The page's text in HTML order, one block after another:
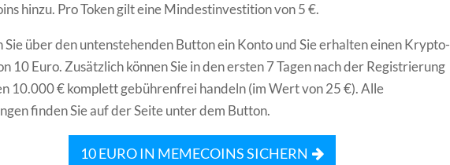
hinzu. Pro Token gilt eine Mindestinvestition von 5 €.
Sie über den untenstehenden Button ein Konto und Sie erhalten einen Krypto-
10 Euro. Zusätzlich können Sie in den ersten 7 Tagen nach der Registrierung
10.000 € komplett gebührenfrei handeln (im Wert von 25 €). Alle
finden Sie auf der Seite unter dem Button.
10 EURO IN MEMECOINS SICHERN